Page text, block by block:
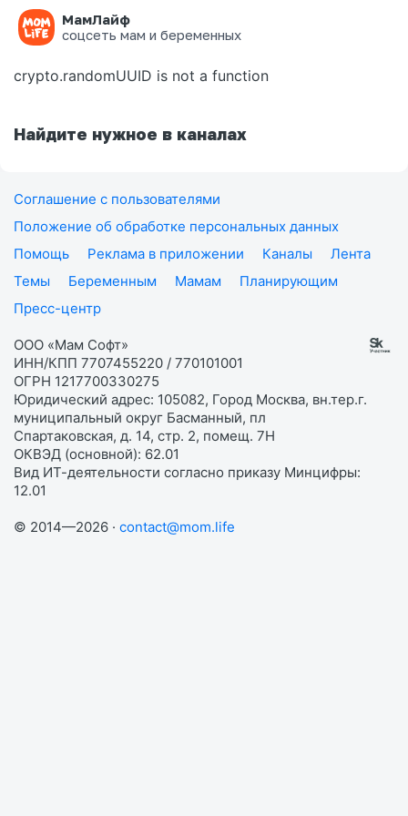
МамЛайф
соцсеть мам и беременных
Ошибка на странице
crypto.randomUUID is not a function
Найдите нужное в каналах
Соглашение с пользователями
Положение об обработке персональных данных
Помощь
Реклама в приложении Каналы
Лента
Темы
Беременным Мамам
Планирующим
Пресс-центр
ООО «Мам Софт»
ИНН/КПП 7707455220 / 770101001
ОГРН 1217700330275
Юридический адрес: 105082, Город Москва, вн.тер.г.
муниципальный округ Басманный, пл
Спартаковская, д. 14, стр. 2, помещ. 7Н
ОКВЭД (основной): 62.01
Вид ИТ-деятельности согласно приказу Минцифры:
12.01
© 2014—2026 · contact@mom.life